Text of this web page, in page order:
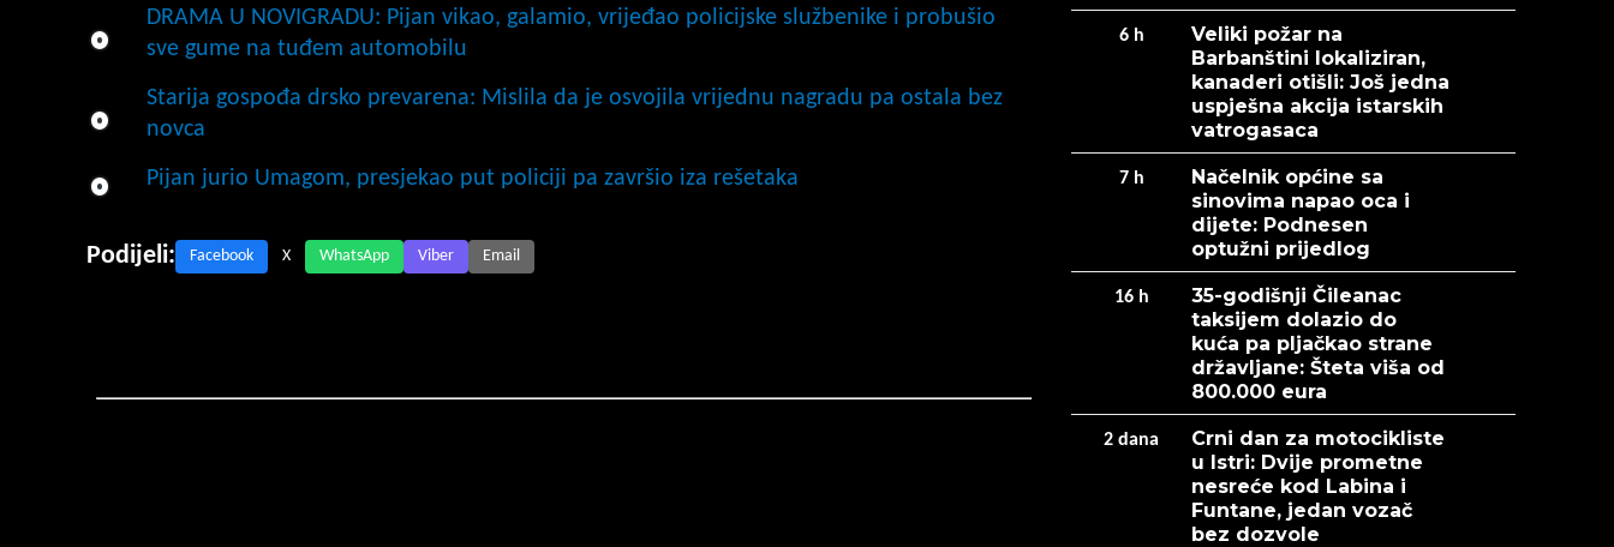
DRAMA U NOVIGRADU: Pijan vikao, galamio, vrijeđao policijske službenike i probušio
sve gume na tuđem automobilu
Starija gospođa drsko prevarena: Mislila da je osvojila vrijednu nagradu pa ostala bez
novca
Pijan jurio Umagom, presjekao put policiji pa završio iza rešetaka
Podijeli: Facebook X WhatsApp Viber Email
6 h
Veliki požar na
Barbanštini lokaliziran,
kanaderi otišli: Još jedna
uspješna akcija istarskih
vatrogasaca
7 h
Načelnik općine sa
sinovima napao oca i
dijete: Podnesen
optužni prijedlog
16 h
35-godišnji Čileanac
taksijem dolazio do
kuća pa pljačkao strane
državljane: Šteta viša od
800.000 eura
2 dana
Crni dan za motocikliste
u Istri: Dvije prometne
nesreće kod Labina i
Funtane, jedan vozač
bez dozvole